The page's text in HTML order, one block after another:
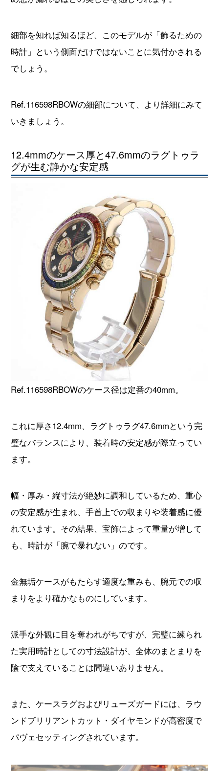
細部を知れば知るほど、このモデルが「飾るための
時計」という側面だけではないことに気付かされる
でしょう。
Ref.116598RBOWの細部について、より詳細にみて
いきましょう。
12.4mmのケース厚と47.6mmのラグトゥラ
グが生む静かな安定感
Ref.116598RBOWのケース径は定番の40mm。
これに厚さ12.4mm、ラグトゥラグ47.6mmという完
璧なバランスにより、装着時の安定感が際立ってい
ます。
幅・厚み・縦寸法が絶妙に調和しているため、重心
の安定感が生まれ、手首上での収まりや装着感に優
れています。その結果、宝飾によって重量が増して
も、時計が「腕で暴れない」のです。
金無垢ケースがもたらす適度な重みも、腕元での収
まりをより確かなものにしています。
派手な外観に目を奪われがちですが、完璧に練られ
た実用時計としての寸法設計が、全体のまとまりを
陰で支えていることは間違いありません。
また、ケースラグおよびリューズガードには、ラウ
ンドブリリアントカット・ダイヤモンドが高密度で
パヴェセッティングされています。